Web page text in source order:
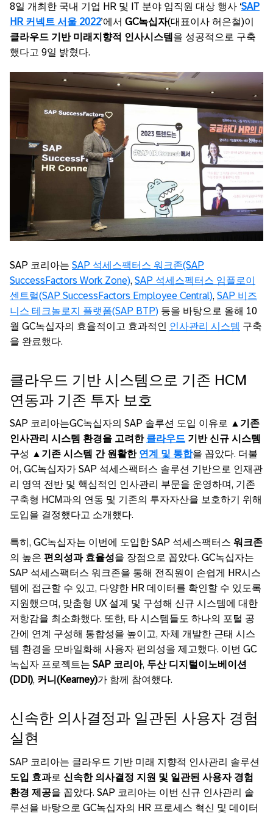
8일 개최한 국내 기업 HR 및 IT 분야 임직원 대상 행사 ‘SAP
HR 커넥트 서울 2022’에서 GC녹십자(대표이사 허은철)이
클라우드 기반 미래지향적 인사시스템 을 성공적으로 구축
했다고 9일 밝혔다.
SAP 코리아는 SAP 석세스팩터스 워크존(SAP
SuccessFactors Work Zone), SAP 석세스펙터스 임플로이
센트럴(SAP SuccessFactors Employee Central), SAP 비즈
니스 테크놀로지 플랫폼(SAP BTP) 등을 바탕으로 올해 10
월 GC녹십자의 효율적이고 효과적인 인사관리 시스템 구축
을 완료했다.
클라우드 기반 시스템으로 기존 HCM
연동과 기존 투자 보호
SAP 코리아는GC녹십자의 SAP 솔루션 도입 이유로 ▲ 기존
인사관리 시스템 환경을 고려한 클라우드 기반 신규 시스템
구성 ▲ 기존 시스템 간 원활한 연계 및 통합을 꼽았다. 더불
어, GC녹십자가 SAP 석세스팩터스 솔루션 기반으로 인재관
리 영역 전반 및 핵심적인 인사관리 부문을 운영하며, 기존
구축형 HCM과의 연동 및 기존의 투자자산을 보호하기 위해
도입을 결정했다고 소개했다.
특히, GC녹십자는 이번에 도입한 SAP 석세스팩터스 워크존
의 높은 편의성과 효율성을 장점으로 꼽았다. GC녹십자는
SAP 석세스팩터스 워크존을 통해 전직원이 손쉽게 HR시스
템에 접근할 수 있고, 다양한 HR 데이터를 확인할 수 있도록
지원했으며, 맞춤형 UX 설계 및 구성해 신규 시스템에 대한
저항감을 최소화했다. 또한, 타 시스템들도 하나의 포털 공
간에 연계 구성해 통합성을 높이고, 자체 개발한 근태 시스
템 환경을 모바일화해 사용자 편의성을 제고했다. 이번 GC
녹십자 프로젝트는 SAP 코리아, 두산 디지털이노베이션
(DDI), 커니(Kearney)가 함께 참여했다.
신속한 의사결정과 일관된 사용자 경험
실현
SAP 코리아는 클라우드 기반 미래 지향적 인사관리 솔루션
도입 효과로 신속한 의사결정 지원 및 일관된 사용자 경험
환경 제공을 꼽았다. SAP 코리아는 이번 신규 인사관리 솔
루션을 바탕으로 GC녹십자의 HR 프로세스 혁신 및 데이터